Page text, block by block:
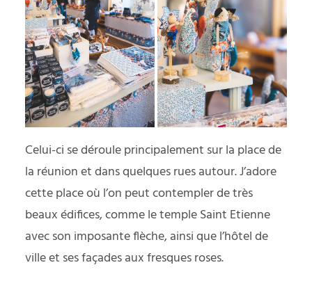
Celui-ci se déroule principalement sur la place de
la réunion et dans quelques rues autour. J’adore
cette place où l’on peut contempler de très
beaux édifices, comme le temple Saint Etienne
avec son imposante flèche, ainsi que l’hôtel de
ville et ses façades aux fresques roses.